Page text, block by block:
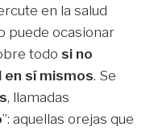
en la salud
puede ocasionar
todo si no
sí mismos. Se
, llamadas
”: aquellas orejas que